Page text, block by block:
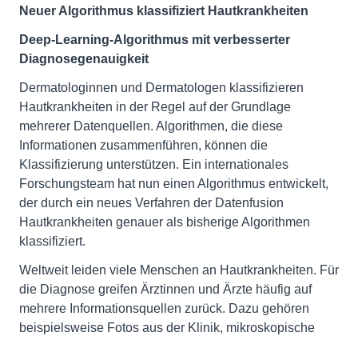
Neuer Algorithmus klassifiziert Hautkrankheiten
Deep-Learning-Algorithmus mit verbesserter
Diagnosegenauigkeit
Dermatologinnen und Dermatologen klassifizieren
Hautkrankheiten in der Regel auf der Grundlage
mehrerer Datenquellen. Algorithmen, die diese
Informationen zusammenführen, können die
Klassifizierung unterstützen. Ein internationales
Forschungsteam hat nun einen Algorithmus entwickelt,
der durch ein neues Verfahren der Datenfusion
Hautkrankheiten genauer als bisherige Algorithmen
klassifiziert.
Weltweit leiden viele Menschen an Hautkrankheiten. Für
die Diagnose greifen Ärztinnen und Ärzte häufig auf
mehrere Informationsquellen zurück. Dazu gehören
beispielsweise Fotos aus der Klinik, mikroskopische